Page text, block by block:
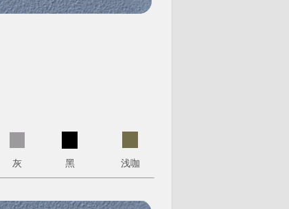
灰 黑 浅咖